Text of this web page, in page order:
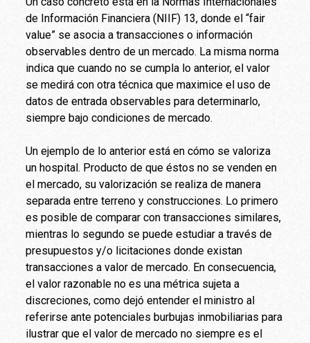
de Información Financiera (NIIF) 13, donde el “fair
value” se asocia a transacciones o información
observables dentro de un mercado. La misma norma
indica que cuando no se cumpla lo anterior, el valor
se medirá con otra técnica que maximice el uso de
datos de entrada observables para determinarlo,
siempre bajo condiciones de mercado.
Un ejemplo de lo anterior está en cómo se valoriza
un hospital. Producto de que éstos no se venden en
el mercado, su valorización se realiza de manera
separada entre terreno y construcciones. Lo primero
es posible de comparar con transacciones similares,
mientras lo segundo se puede estudiar a través de
presupuestos y/o licitaciones donde existan
transacciones a valor de mercado. En consecuencia,
el valor razonable no es una métrica sujeta a
discreciones, como dejó entender el ministro al
referirse ante potenciales burbujas inmobiliarias para
ilustrar que el valor de mercado no siempre es el